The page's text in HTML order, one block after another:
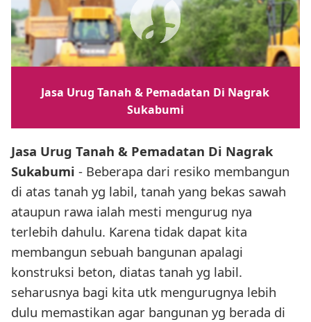
Jasa Urug Tanah & Pemadatan Di Nagrak
Sukabumi
Jasa Urug Tanah & Pemadatan Di Nagrak
Sukabumi - Beberapa dari resiko membangun
di atas tanah yg labil, tanah yang bekas sawah
ataupun rawa ialah mesti mengurug nya
terlebih dahulu. Karena tidak dapat kita
membangun sebuah bangunan apalagi
konstruksi beton, diatas tanah yg labil.
seharusnya bagi kita utk mengurugnya lebih
dulu memastikan agar bangunan yg berada di